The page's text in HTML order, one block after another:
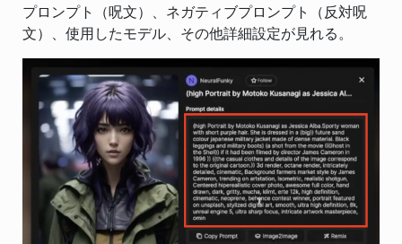
プロンプト（呪文）、ネガティブプロンプト（反対呪
文）、使用したモデル、その他詳細設定が見れる。